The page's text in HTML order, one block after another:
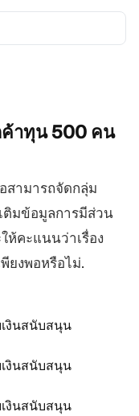
าทุน 500 คน
สามารถจัดกลุ่ม
ติมข้อมูลการมีส่วน
ห้คะแนนว่าเรื่อง
ยงพอหรือไม่.
งินสนับสนุน
งินสนับสนุน
งินสนับสนุน